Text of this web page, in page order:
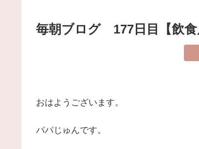
毎朝ブログ 177日目【飲食
おはようございます。
パパじゅんです。